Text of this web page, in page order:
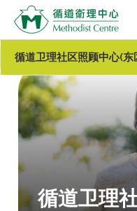
循道卫理
循道卫理社区照顾中心(东